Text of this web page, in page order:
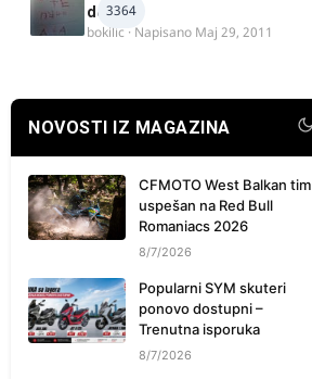
3364
delova
bokilic · Napisano Maj 29, 2011
NOVOSTI IZ MAGAZINA
CFMOTO West Balkan tim
uspešan na Red Bull
Romaniacs 2026
8/7/2026
Popularni SYM skuteri
ponovo dostupni –
Trenutna isporuka
8/7/2026